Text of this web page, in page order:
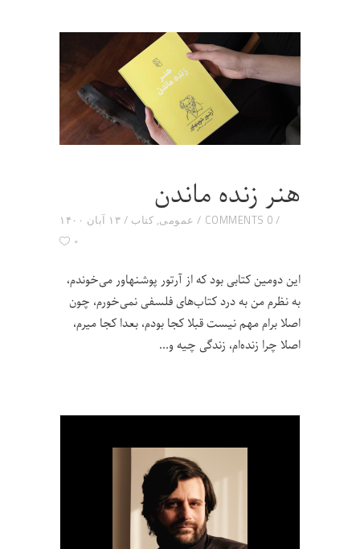
هنر زنده ماندن
۱۳ آبان ۱۴۰۰ عمومی, کتاب 0 COMMENTS
۰
این دومین کتابی بود که از آرتور پوشنهاور می‌خوندم،
به نظرم من به درد کتاب‌های فلسفی نمی‌خورم، چون
اصلا برام مهم نیست قبلا کجا بودم، بعدا کجا میرم،
اصلا چرا زنده‌ام، زندگی چیه و